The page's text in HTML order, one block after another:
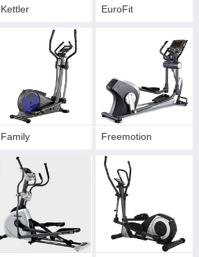
Kettler EuroFit
Family Freemotion